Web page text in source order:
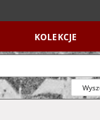
KOLEKCJE